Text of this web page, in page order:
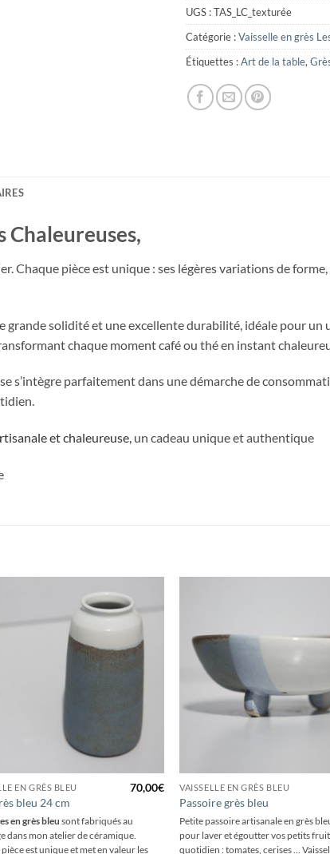
UGS :TAS_LC_texturée
Catégorie :Vaisselle en grès
Étiquettes :Art de la table,
Chaleureuses,
Chaque pièce est unique : ses légères variations de
grande solidité et une excellente durabilité, idéale pour un
chaque moment café ou thé en instant
s’intègre parfaitement dans une démarche de
et chaleureuse, un cadeau unique et authentique
EN GRÈS BLEU
bleu 24 cm
70,00€
en grès bleu sont fabriqués au
dans mon atelier de céramique.
est unique et met en valeur les
VAISSELLE EN GRÈS BLEU
Passoire grès bleu
Petite passoire artisanale en grès
pour laver et égoutter vos petits
quotidien : tomates, cerises ...